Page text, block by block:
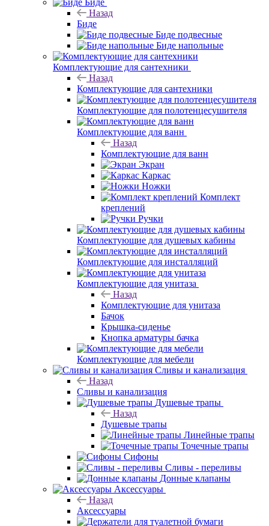
Биде
Назад
Биде
Биде подвесные
Биде напольные
Комплектующие для сантехники
Назад
Комплектующие для сантехники
Комплектующие для полотенцесушителя
Комплектующие для ванн
Назад
Комплектующие для ванн
Экран
Каркас
Ножки
Комплект
креплений
Ручки
Комплектующие для душевых кабины
Комплектующие для инсталляций
Комплектующие для унитаза
Назад
Комплектующие для унитаза
Бачок
Крышка-сиденье
Кнопка арматуры бачка
Комплектующие для мебели
Сливы и канализация
Назад
Сливы и канализация
Душевые трапы
Назад
Душевые трапы
Линейные трапы
Точечные трапы
Сифоны
Сливы - переливы
Донные клапаны
Аксессуары
Назад
Аксессуары